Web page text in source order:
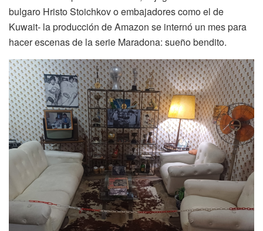
bulgaro Hristo Stoichkov o embajadores como el de
Kuwait- la producción de Amazon se internó un mes para
hacer escenas de la serie Maradona: sueño bendito.